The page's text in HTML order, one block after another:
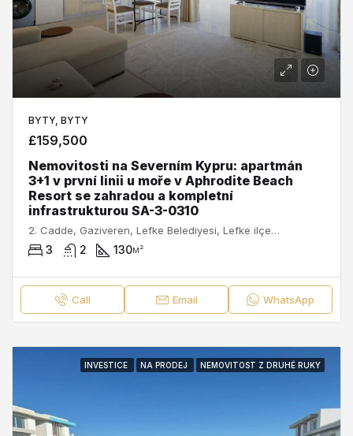
BYTY, BYTY
£159,500
Nemovitosti na Severním Kypru: apartmán
3+1 v první linii u moře v Aphrodite Beach
Resort se zahradou a kompletní
infrastrukturou SA-3-0310
2. Cadde, Gaziveren, Lefke Belediyesi, Lefke ilçesi, Kuzey Kıbrıs, 99790, Κύπρος - Kıbrıs
3 2 130м²
Call Email WhatsApp
INVESTICE NA PRODEJ NEMOVITOST Z DRUHÉ RUKY